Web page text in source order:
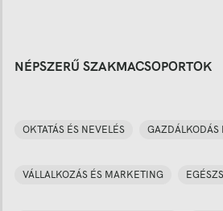
NÉPSZERŰ SZAKMACSOPORTOK
OKTATÁS ÉS NEVELÉS
VÁLLALKOZÁS ÉS MARKETING